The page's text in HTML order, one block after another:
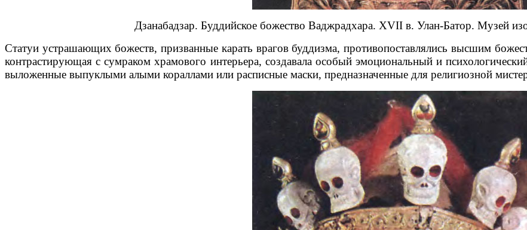
Дзанабадзар. Буддийское божество Ваджрадхара. XVII в. Улан-Батор. Музей
Статуи устрашающих божеств, призванные карать врагов буддизма, противопоставлялись высшим
контрастирующая с сумраком храмового интерьера, создавала особый эмоциональный и
выложенные выпуклыми алыми кораллами или расписные маски, предназначенные для религиозной